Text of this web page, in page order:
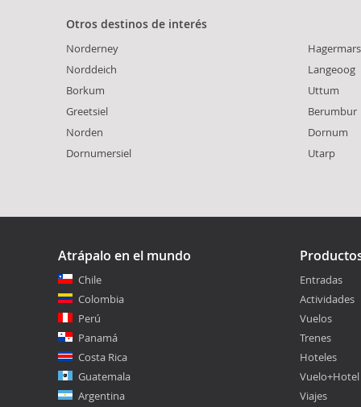
Otros destinos de interés
Norderney
Norddeich
Borkum
Greetsiel
Norden
Dornumersiel
Langeoog
Uttum
Berumbur
Dornum
Utarp
Atrápalo en el mundo
Chile
Colombia
Perú
Panamá
Costa Rica
Guatemala
Argentina
Entradas
Actividades
Vuelos
Trenes
Hoteles
Vuelo+Hotel
Viajes